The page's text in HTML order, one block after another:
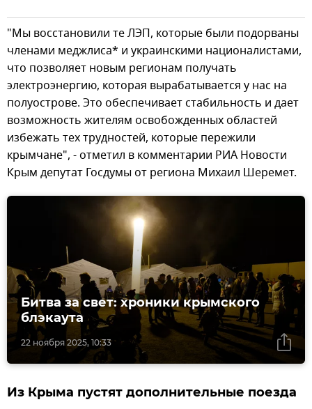
"Мы восстановили те ЛЭП, которые были подорваны
членами меджлиса* и украинскими националистами,
что позволяет новым регионам получать
электроэнергию, которая вырабатывается у нас на
полуострове. Это обеспечивает стабильность и дает
возможность жителям освобожденных областей
избежать тех трудностей, которые пережили
крымчане", - отметил в комментарии РИА Новости
Крым депутат Госдумы от региона Михаил Шеремет.
22 ноября 2025, 10:33
Битва за свет: хроники крымского
блэкаута
Из Крыма пустят дополнительные поезда